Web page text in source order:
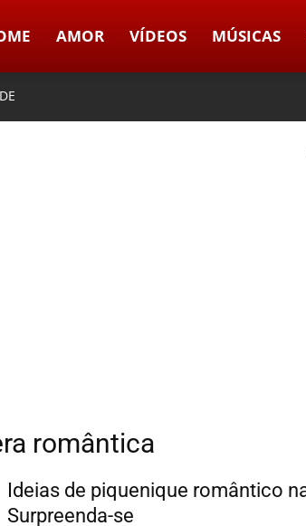
AMOR VÍDEOS MÚSICAS
romântica
Ideias de piquenique romântico
Surpreenda-se